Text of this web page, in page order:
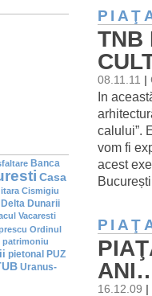
TNB
08.11.11 |
In
calului”.
vom fi
acest
16.12.09
Banca
Casa
Cismigiu
Delta Dunarii
Vacaresti
Ordinul
patrimoniu
pietonal PUZ
Uranus-